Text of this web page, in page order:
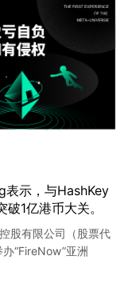
示，与HashKey
1亿港币大关。
股有限公司（股票代
“FireNow”亚洲